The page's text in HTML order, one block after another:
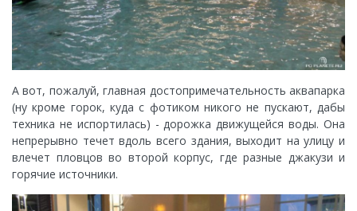
А вот, пожалуй, главная достопримечательность аквапарка
(ну кроме горок, куда с фотиком никого не пускают, дабы
техника не испортилась) - дорожка движущейся воды. Она
непрерывно течет вдоль всего здания, выходит на улицу и
влечет пловцов во второй корпус, где разные джакузи и
горячие источники.